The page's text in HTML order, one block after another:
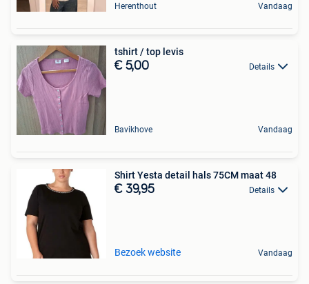
Herenthout Vandaag
tshirt / top levis
€ 5,00 Details
Bavikhove Vandaag
Shirt Yesta detail hals 75CM maat 48
€ 39,95 Details
Bezoek website Vandaag